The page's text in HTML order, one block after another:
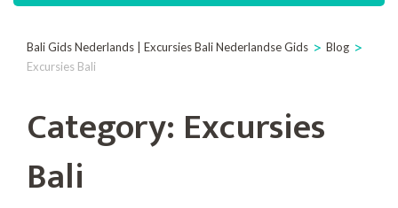
Bali Gids Nederlands | Excursies Bali Nederlandse Gids > Blog >
Excursies Bali
Category: Excursies
Bali